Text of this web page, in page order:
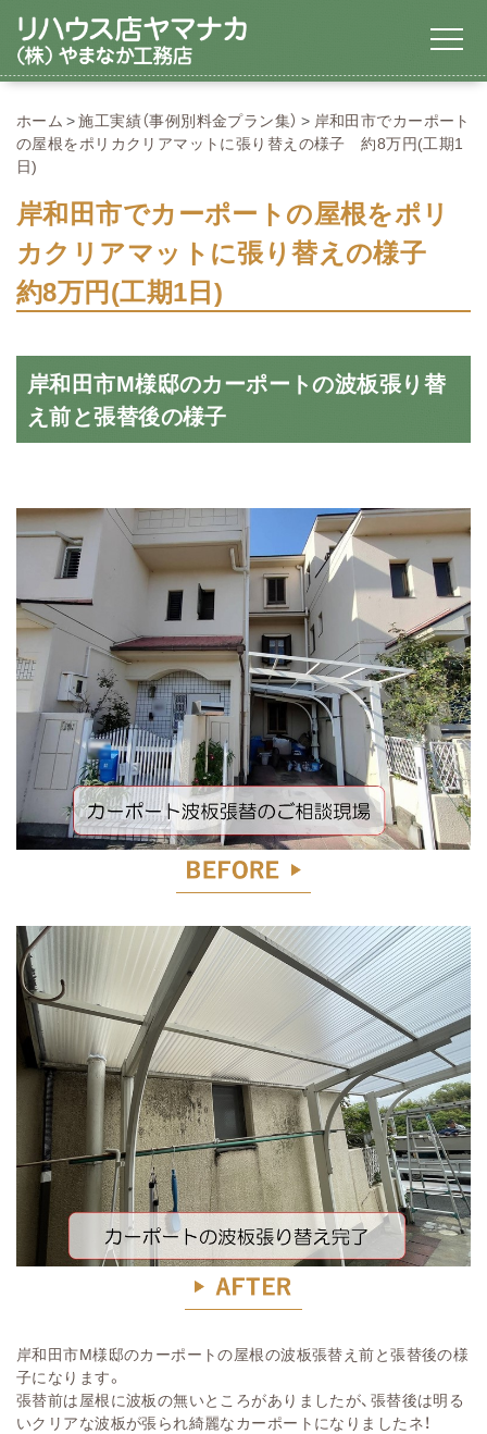
ホーム 施工実績（事例別料金プラン集）
岸和田市でカーポート
の屋根をポリカクリアマットに張り替えの様子 約8万円(工期1
日)
岸和田市でカーポートの屋根をポリ
カクリアマットに張り替えの様子
約8万円(工期1日)
岸和田市M様邸のカーポートの波板張り替
え前と張替後の様子
岸和田市M様邸のカーポートの屋根の波板張替え前と張替後の様
子になります。
張替前は屋根に波板の無いところがありましたが、張替後は明る
いクリアな波板が張られ綺麗なカーポートになりましたネ！